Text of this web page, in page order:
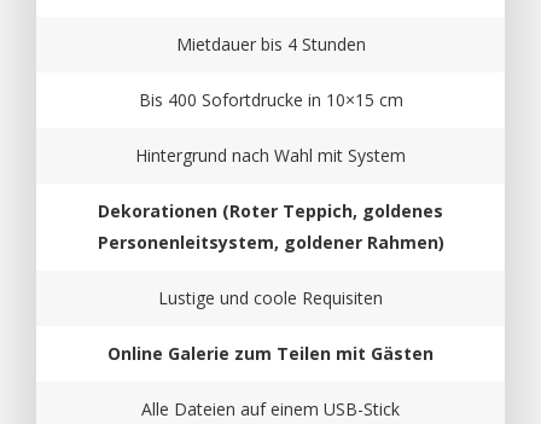
Mietdauer bis 4 Stunden
Bis 400 Sofortdrucke in 10×15 cm
Hintergrund nach Wahl mit System
Dekorationen (Roter Teppich, goldenes
Personenleitsystem, goldener Rahmen)
Lustige und coole Requisiten
Online Galerie zum Teilen mit Gästen
Alle Dateien auf einem USB-Stick